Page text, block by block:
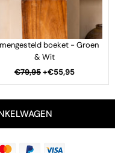
boeket - Groen
& Wit
€79,95+€55,95